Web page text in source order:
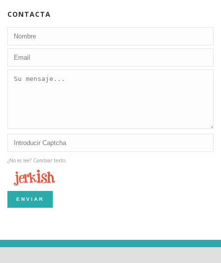
CONTACTA
¿No es lee? Cambiar texto.
ENVIAR